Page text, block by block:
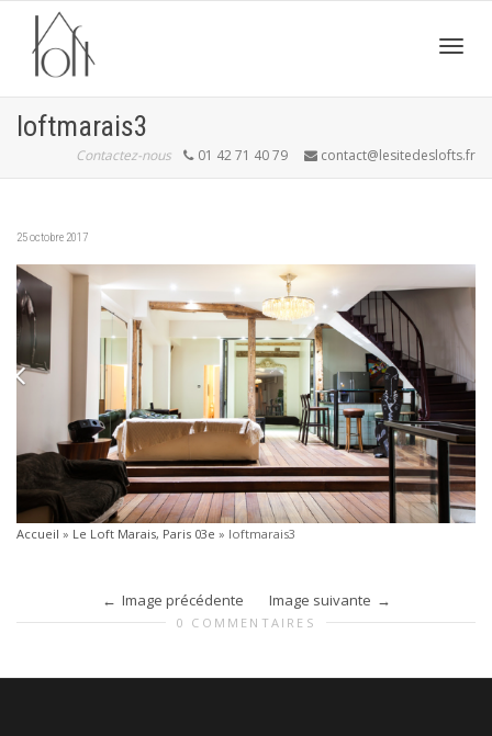
loftmarais3
Contactez-nous 01 42 71 40 79 contact@lesitedeslofts.fr
25 octobre 2017
Accueil » Le Loft Marais, Paris 03e » loftmarais3
Image précédente Image suivante
0 COMMENTAIRES